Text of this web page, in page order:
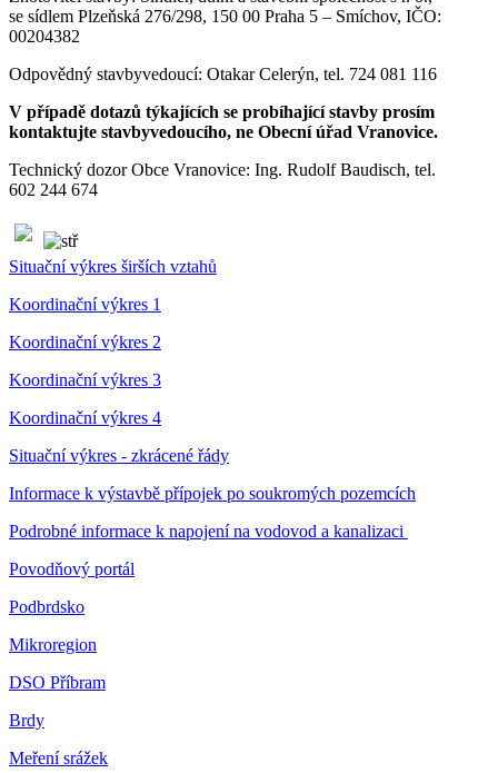
se sídlem Plzeňská 276/298, 150 00 Praha 5 – Smíchov, IČO:
00204382
Odpovědný stavbyvedoucí: Otakar Celerýn, tel. 724 081 116
V případě dotazů týkajících se probíhající stavby prosím
kontaktujte stavbyvedoucího, ne Obecní úřad Vranovice.
Technický dozor Obce Vranovice: Ing. Rudolf Baudisch, tel.
602 244 674
Situační výkres širších vztahů
Koordinační výkres 1
Koordinační výkres 2
Koordinační výkres 3
Koordinační výkres 4
Situační výkres - zkrácené řády
Informace k výstavbě přípojek po soukromých pozemcích
Podrobné informace k napojení na vodovod a kanalizaci
Povodňový portál
Podbrdsko
Mikroregion
DSO Příbram
Brdy
Meření srážek